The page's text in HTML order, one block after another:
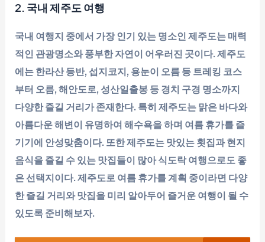
2. 국내 제주도 여행
국내 여행지 중에서 가장 인기 있는 명소인 제주도는 매력
적인 관광명소와 풍부한 자연이 어우러진 곳이다. 제주도
에는 한라산 등반, 섭지코지, 용눈이 오름 등 트레킹 코스
부터 오름, 해안도로, 성산일출봉 등 경치 구경 명소까지
다양한 즐길 거리가 존재한다. 특히 제주도는 맑은 바다와
아름다운 해변이 유명하여 해수욕을 하며 여름 휴가를 즐
기기에 안성맞춤이다. 또한 제주도는 맛있는 횟집과 현지
음식을 즐길 수 있는 맛집들이 많아 식도락 여행으로도 좋
은 선택지이다. 제주도로 여름 휴가를 계획 중이라면 다양
한 즐길 거리와 맛집을 미리 알아두어 즐거운 여행이 될 수
있도록 준비해보자.